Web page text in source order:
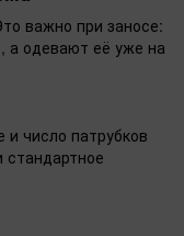
важно при заносе:
а одевают её уже на
число патрубков
стандартное